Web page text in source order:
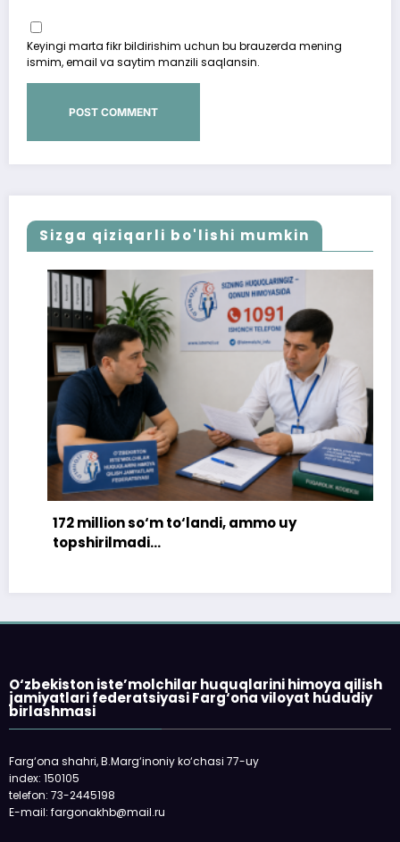
Keyingi marta fikr bildirishim uchun bu brauzerda mening
ismim, email va saytim manzili saqlansin.
Sizga qiziqarli bo'lishi mumkin
172 million so‘m to‘landi, ammo uy
topshirilmadi…
O‘zbekiston iste’molchilar huquqlarini himoya qilish
jamiyatlari federatsiyasi Farg‘ona viloyat hududiy
birlashmasi
Farg‘ona shahri, B.Marg‘inoniy ko‘chasi 77-uy
index: 150105
telefon: 73-2445198
E-mail: fargonakhb@mail.ru